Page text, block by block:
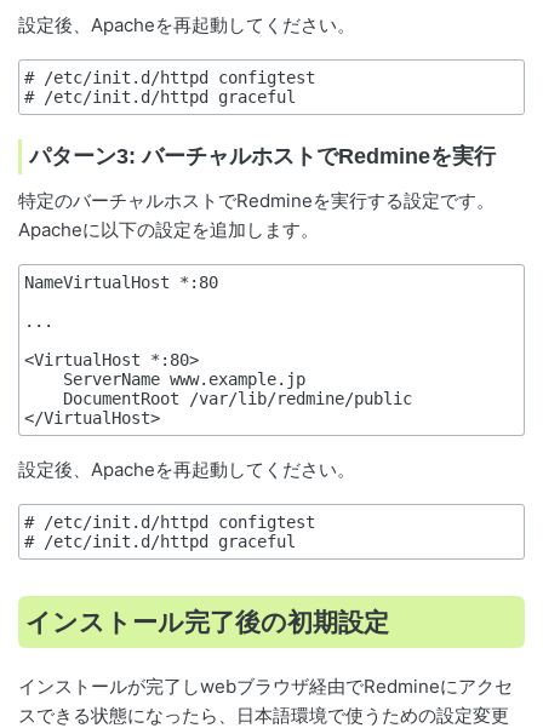
設定後、Apacheを再起動してください。
# /etc/init.d/httpd configtest
パターン3: バーチャルホストでRedmineを実行
特定のバーチャルホストでRedmineを実行する設定です。
Apacheに以下の設定を追加します。
NameVirtualHost *:80
...
<VirtualHost *:80>
設定後、Apacheを再起動してください。
# /etc/init.d/httpd configtest
インストール完了後の初期設定
インストールが完了しwebブラウザ経由でRedmineにアクセ
スできる状態になったら、日本語環境で使うための設定変更